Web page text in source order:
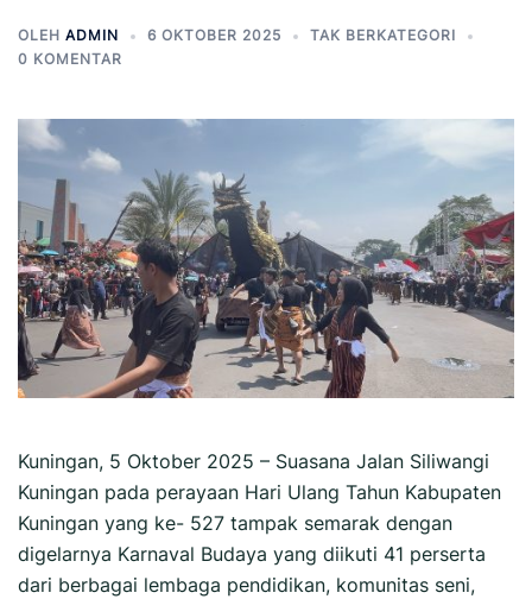
OLEH ADMIN 6 OKTOBER 2025
TAK BERKATEGORI
0 KOMENTAR
Kuningan, 5 Oktober 2025 – Suasana Jalan Siliwangi
Kuningan pada perayaan Hari Ulang Tahun Kabupaten
Kuningan yang ke- 527 tampak semarak dengan
digelarnya Karnaval Budaya yang diikuti 41 perserta
dari berbagai lembaga pendidikan, komunitas seni,